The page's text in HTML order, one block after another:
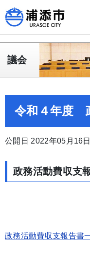
議会
令和４年度
公開日 2022年05月16日
政務活動費収支
政務活動費収支報告書